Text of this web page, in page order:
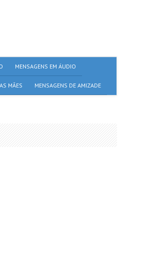
MENSAGENS EM ÁUDIO
MÃES MENSAGENS DE AMIZADE